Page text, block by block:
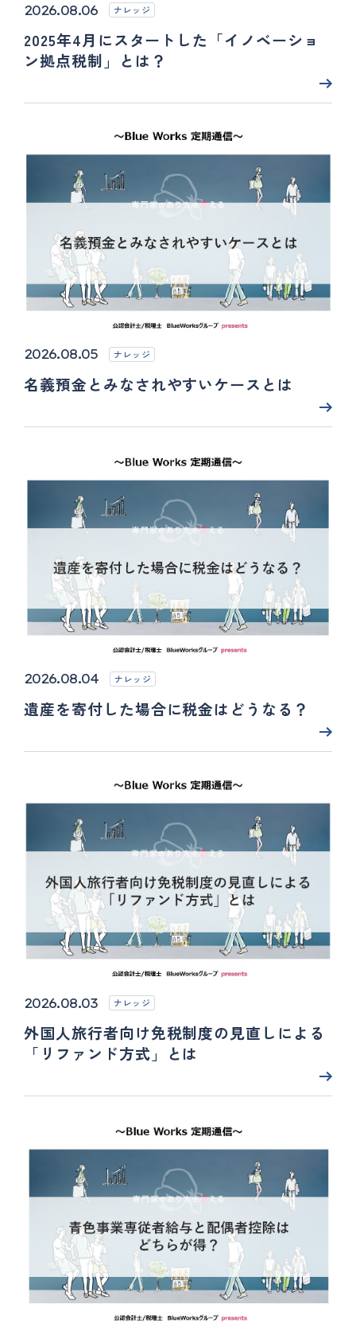
2026.08.06 ナレッジ
2025年4月にスタートした「イノベーショ
ン拠点税制」とは？
2026.08.05 ナレッジ
名義預金とみなされやすいケースとは
2026.08.04 ナレッジ
遺産を寄付した場合に税金はどうなる？
2026.08.03 ナレッジ
外国人旅行者向け免税制度の見直しによる
「リファンド方式」とは